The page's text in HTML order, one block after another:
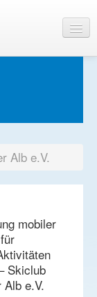
Alb e.V.
mobiler
Skiclub
Alb e.V.